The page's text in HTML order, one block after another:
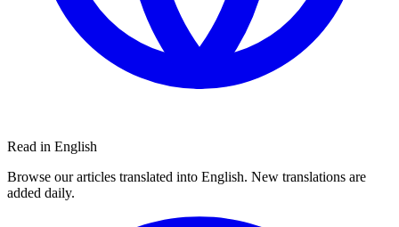
Read in English
Browse our articles translated into English. New translations are
added daily.